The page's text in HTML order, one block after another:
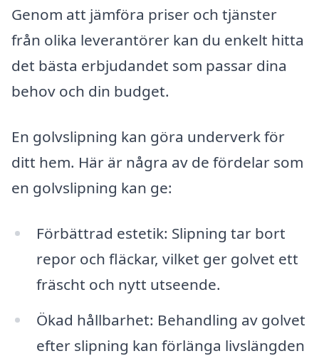
Genom att jämföra priser och tjänster
från olika leverantörer kan du enkelt hitta
det bästa erbjudandet som passar dina
behov och din budget.
En golvslipning kan göra underverk för
ditt hem. Här är några av de fördelar som
en golvslipning kan ge:
Förbättrad estetik: Slipning tar bort
repor och fläckar, vilket ger golvet ett
fräscht och nytt utseende.
Ökad hållbarhet: Behandling av golvet
efter slipning kan förlänga livslängden